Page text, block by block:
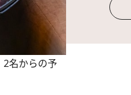
名からの予